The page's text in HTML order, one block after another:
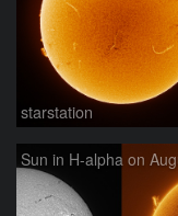
starstation